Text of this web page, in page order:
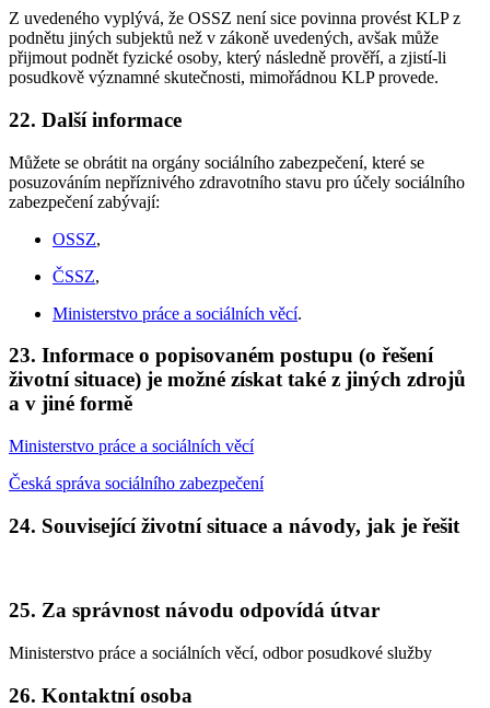
Z uvedeného vyplývá, že OSSZ není sice povinna provést KLP z
podnětu jiných subjektů než v zákoně uvedených, avšak může
přijmout podnět fyzické osoby, který následně prověří, a zjistí-li
posudkově významné skutečnosti, mimořádnou KLP provede.
22. Další informace
Můžete se obrátit na orgány sociálního zabezpečení, které se
posuzováním nepříznivého zdravotního stavu pro účely sociálního
zabezpečení zabývají:
OSSZ,
ČSSZ,
Ministerstvo práce a sociálních věcí.
23. Informace o popisovaném postupu (o řešení
životní situace) je možné získat také z jiných zdrojů
a v jiné formě
Ministerstvo práce a sociálních věcí
Česká správa sociálního zabezpečení
24. Související životní situace a návody, jak je řešit
25. Za správnost návodu odpovídá útvar
Ministerstvo práce a sociálních věcí, odbor posudkové služby
26. Kontaktní osoba